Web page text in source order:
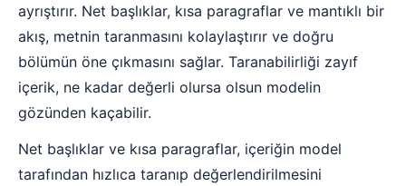
ayrıştırır. Net başlıklar, kısa paragraflar ve mantıklı bir
akış, metnin taranmasını kolaylaştırır ve doğru
bölümün öne çıkmasını sağlar. Taranabilirliği zayıf
içerik, ne kadar değerli olursa olsun modelin
gözünden kaçabilir.
Net başlıklar ve kısa paragraflar, içeriğin model
tarafından hızlıca taranıp değerlendirilmesini